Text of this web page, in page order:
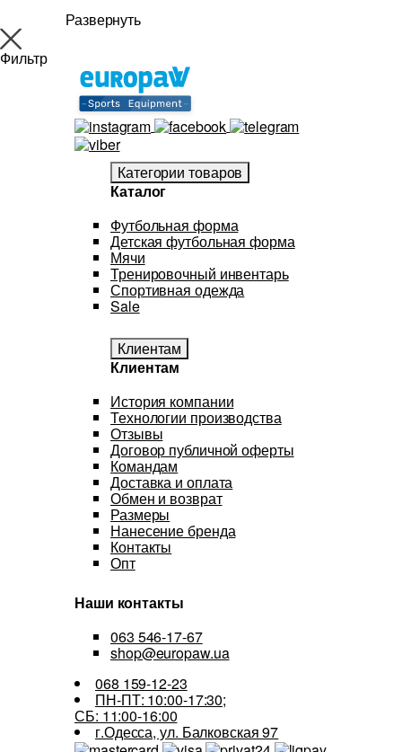
Развернуть
Фильтр
Категории товаров
Каталог
Футбольная форма
Детская футбольная форма
Мячи
Тренировочный инвентарь
Спортивная одежда
Sale
Клиентам
Клиентам
История компании
Технологии производства
Отзывы
Договор публичной оферты
Командам
Доставка и оплата
Обмен и возврат
Размеры
Нанесение бренда
Контакты
Опт
Наши контакты
063 546-17-67
shop@europaw.ua
068 159-12-23
ПН-ПТ: 10:00-17:30;
СБ: 11:00-16:00
г.Одесса, ул. Балковская 97